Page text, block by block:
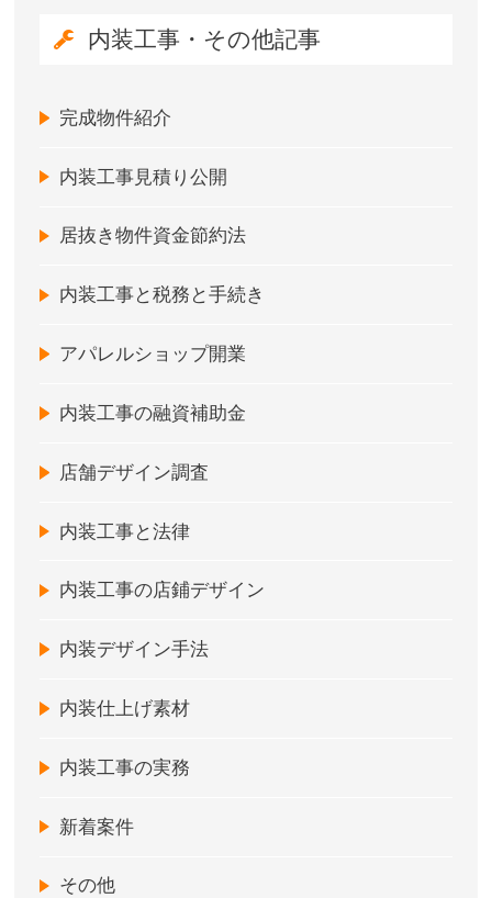
内装工事・その他記事
完成物件紹介
内装工事見積り公開
居抜き物件資金節約法
内装工事と税務と手続き
アパレルショップ開業
内装工事の融資補助金
店舗デザイン調査
内装工事と法律
内装工事の店鋪デザイン
内装デザイン手法
内装仕上げ素材
内装工事の実務
新着案件
その他